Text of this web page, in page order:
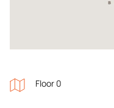
Floor 0